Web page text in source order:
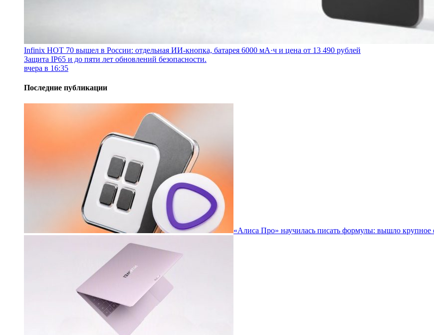
Infinix HOT 70 вышел в России: отдельная ИИ-кнопка, батарея 6000 мА·ч и цена от 13 490 рублей
Защита IP65 и до пяти лет обновлений безопасности.
вчера в 16:35
Последние публикации
«Алиса Про» научилась писать формулы: вышло крупное